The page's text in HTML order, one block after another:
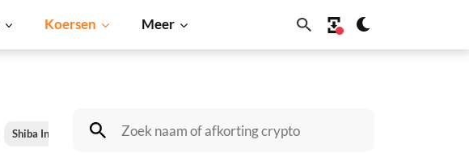
Koersen Meer
Shiba Inu Dogecoin Solana BNB